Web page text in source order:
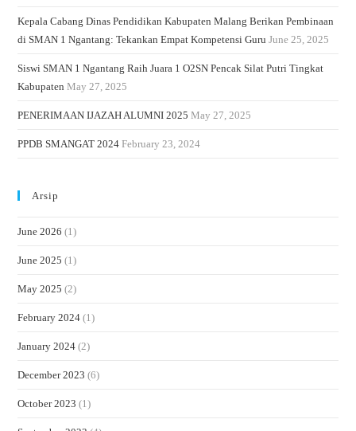
Kepala Cabang Dinas Pendidikan Kabupaten Malang Berikan Pembinaan
di SMAN 1 Ngantang: Tekankan Empat Kompetensi Guru June 25, 2025
Siswi SMAN 1 Ngantang Raih Juara 1 O2SN Pencak Silat Putri Tingkat
Kabupaten May 27, 2025
PENERIMAAN IJAZAH ALUMNI 2025 May 27, 2025
PPDB SMANGAT 2024 February 23, 2024
Arsip
June 2026 (1)
June 2025 (1)
May 2025 (2)
February 2024 (1)
January 2024 (2)
December 2023 (6)
October 2023 (1)